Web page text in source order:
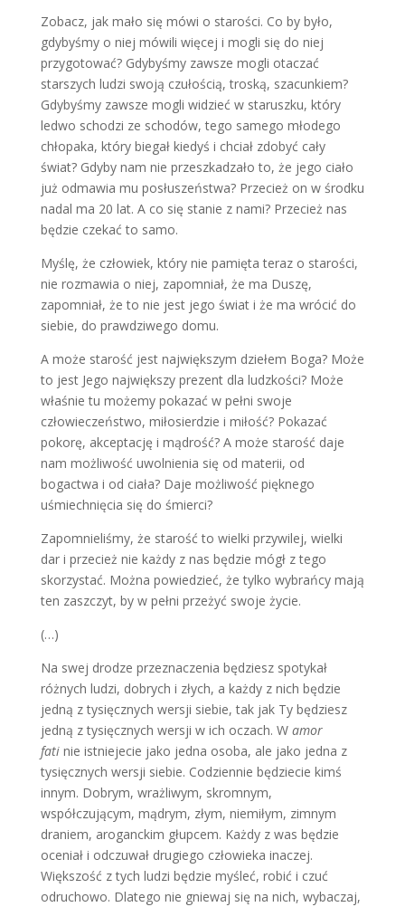
Zobacz, jak mało się mówi o starości. Co by było,
gdybyśmy o niej mówili więcej i mogli się do niej
przygotować? Gdybyśmy zawsze mogli otaczać
starszych ludzi swoją czułością, troską, szacunkiem?
Gdybyśmy zawsze mogli widzieć w staruszku, który
ledwo schodzi ze schodów, tego samego młodego
chłopaka, który biegał kiedyś i chciał zdobyć cały
świat? Gdyby nam nie przeszkadzało to, że jego ciało
już odmawia mu posłuszeństwa? Przecież on w środku
nadal ma 20 lat. A co się stanie z nami? Przecież nas
będzie czekać to samo.
Myślę, że człowiek, który nie pamięta teraz o starości,
nie rozmawia o niej, zapomniał, że ma Duszę,
zapomniał, że to nie jest jego świat i że ma wrócić do
siebie, do prawdziwego domu.
A może starość jest największym dziełem Boga? Może
to jest Jego największy prezent dla ludzkości? Może
właśnie tu możemy pokazać w pełni swoje
człowieczeństwo, miłosierdzie i miłość? Pokazać
pokorę, akceptację i mądrość? A może starość daje
nam możliwość uwolnienia się od materii, od
bogactwa i od ciała? Daje możliwość pięknego
uśmiechnięcia się do śmierci?
Zapomnieliśmy, że starość to wielki przywilej, wielki
dar i przecież nie każdy z nas będzie mógł z tego
skorzystać. Można powiedzieć, że tylko wybrańcy mają
ten zaszczyt, by w pełni przeżyć swoje życie.
(…)
Na swej drodze przeznaczenia będziesz spotykał
różnych ludzi, dobrych i złych, a każdy z nich będzie
jedną z tysięcznych wersji siebie, tak jak Ty będziesz
jedną z tysięcznych wersji w ich oczach. W amor
fatinie istniejecie jako jedna osoba, ale jako jedna z
tysięcznych wersji siebie. Codziennie będziecie kimś
innym. Dobrym, wrażliwym, skromnym,
współczującym, mądrym, złym, niemiłym, zimnym
draniem, aroganckim głupcem. Każdy z was będzie
oceniał i odczuwał drugiego człowieka inaczej.
Większość z tych ludzi będzie myśleć, robić i czuć
odruchowo. Dlatego nie gniewaj się na nich, wybaczaj,